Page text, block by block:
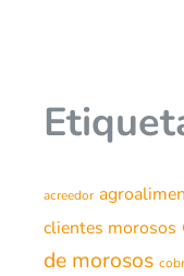
acreedor
clientes morosos
de morosos